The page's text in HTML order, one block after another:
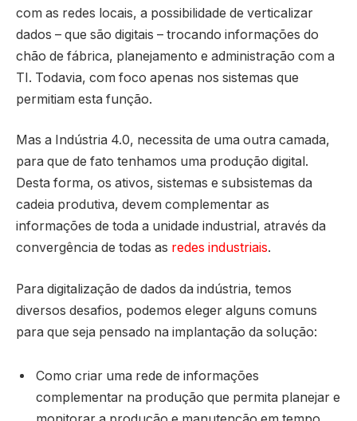
com as redes locais, a possibilidade de verticalizar
dados – que são digitais – trocando informações do
chão de fábrica, planejamento e administração com a
TI. Todavia, com foco apenas nos sistemas que
permitiam esta função.
Mas a Indústria 4.0, necessita de uma outra camada,
para que de fato tenhamos uma produção digital.
Desta forma, os ativos, sistemas e subsistemas da
cadeia produtiva, devem complementar as
informações de toda a unidade industrial, através da
convergência de todas as redes industriais.
Para digitalização de dados da indústria, temos
diversos desafios, podemos eleger alguns comuns
para que seja pensado na implantação da solução:
Como criar uma rede de informações
complementar na produção que permita planejar e